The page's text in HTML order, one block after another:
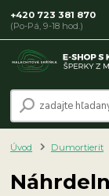
+420 723 381 870
(Po-Pá, 9-18 hod.)
Úvod Dumortierit